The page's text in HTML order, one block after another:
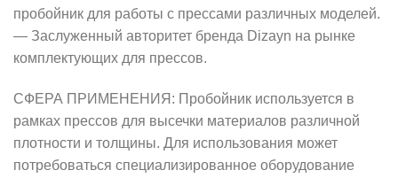
пробойник для работы с прессами различных моделей.
— Заслуженный авторитет бренда Dizayn на рынке
комплектующих для прессов.
СФЕРА ПРИМЕНЕНИЯ: Пробойник используется в
рамках прессов для высечки материалов различной
плотности и толщины. Для использования может
потребоваться специализированное оборудование